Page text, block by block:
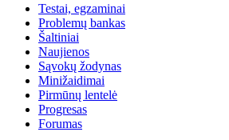
Testai, egzaminai
Problemų bankas
Šaltiniai
Naujienos
Sąvokų žodynas
Minižaidimai
Pirmūnų lentelė
Progresas
Forumas